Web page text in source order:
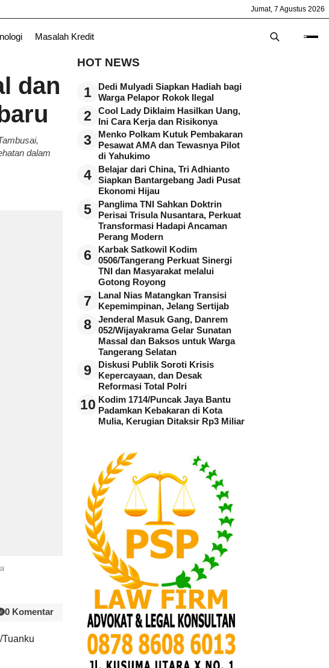
Jumat, 7 Agustus 2026
Masalah Kredit
dan
dalam
0 Komentar
HOT NEWS
1
Dedi Mulyadi Siapkan Hadiah bagi
Warga Pelapor Rokok Ilegal
2
Cool Lady Diklaim Hasilkan Uang,
Ini Cara Kerja dan Risikonya
3
Menko Polkam Kutuk Pembakaran
Pesawat AMA dan Tewasnya Pilot
di Yahukimo
4
Belajar dari China, Tri Adhianto
Siapkan Bantargebang Jadi Pusat
Ekonomi Hijau
5
Panglima TNI Sahkan Doktrin
Perisai Trisula Nusantara, Perkuat
Transformasi Hadapi Ancaman
Perang Modern
6
Karbak Satkowil Kodim
0506/Tangerang Perkuat Sinergi
TNI dan Masyarakat melalui
Gotong Royong
7
Lanal Nias Matangkan Transisi
Kepemimpinan, Jelang Sertijab
8
Jenderal Masuk Gang, Danrem
052/Wijayakrama Gelar Sunatan
Massal dan Baksos untuk Warga
Tangerang Selatan
9
Diskusi Publik Soroti Krisis
Kepercayaan, dan Desak
Reformasi Total Polri
10 Kodim 1714/Puncak Jaya Bantu
Padamkan Kebakaran di Kota
Mulia, Kerugian Ditaksir Rp3 Miliar